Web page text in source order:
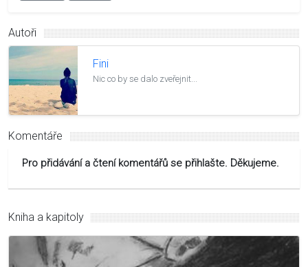
Autoři
Fini
Nic co by se dalo zveřejnit...
Komentáře
Pro přidávání a čtení komentářů se přihlašte. Děkujeme.
Kniha a kapitoly